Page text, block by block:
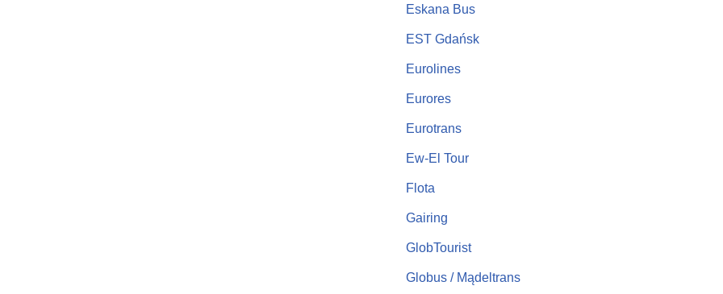
Eskana Bus
EST Gdańsk
Eurolines
Eurores
Eurotrans
Ew-El Tour
Flota
Gairing
GlobTourist
Globus / Mądeltrans